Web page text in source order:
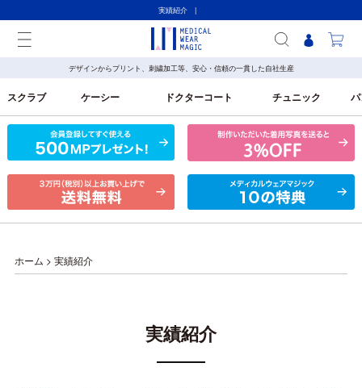
実績紹介 |
デザインからプリント、刺繍加工等、安心・信頼の一貫した自社生産
スクラブ ケーシー ドクターコート チュニック
ホーム > 実績紹介
実績紹介